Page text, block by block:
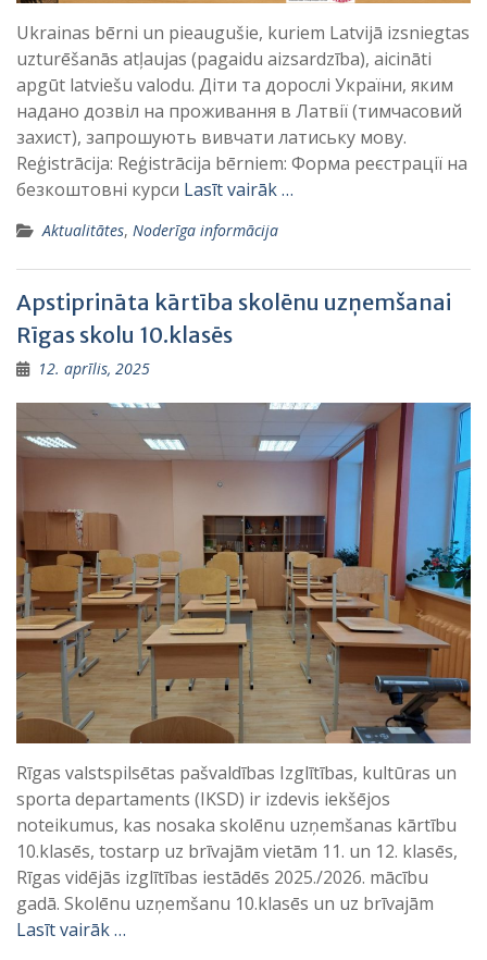
Ukrainas bērni un pieaugušie, kuriem Latvijā izsniegtas
uzturēšanās atļaujas (pagaidu aizsardzība), aicināti
apgūt latviešu valodu. Діти та дорослі України, яким
надано дозвіл на проживання в Латвії (тимчасовий
захист), запрошують вивчати латиську мову.
Reģistrācija: Reģistrācija bērniem: Форма реєстрації на
безкоштовні курси Lasīt vairāk …
Aktualitātes, Noderīga informācija
Apstiprināta kārtība skolēnu uzņemšanai
Rīgas skolu 10.klasēs
12. aprīlis, 2025
Rīgas valstspilsētas pašvaldības Izglītības, kultūras un
sporta departaments (IKSD) ir izdevis iekšējos
noteikumus, kas nosaka skolēnu uzņemšanas kārtību
10.klasēs, tostarp uz brīvajām vietām 11. un 12. klasēs,
Rīgas vidējās izglītības iestādēs 2025./2026. mācību
gadā. Skolēnu uzņemšanu 10.klasēs un uz brīvajām
Lasīt vairāk …